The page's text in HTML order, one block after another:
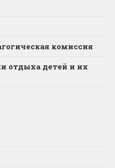
комиссия
отдыха детей и их